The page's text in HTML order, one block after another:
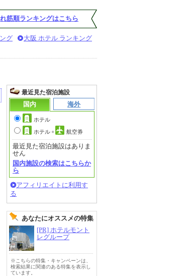
筋順ランキングはこちら
グ 大阪 ホテル ランキング
最近見た宿泊施設
国内
海外
ホテル
ホテル+ 航空券
最近見た宿泊施設はありま
せん
国内施設の検索はこちらか
ら
アフィリエイトに利用す
る
あなたにオススメの特集
[PR] ホテルモント
レグループ
※こちらの特集・キャンペーンは、
検索結果に関連のある特集を表示し
ています。